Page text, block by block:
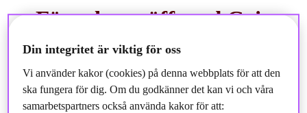
Förvaltarträff med Geir
Magne Bøe om Storebrand
Global High Dividend Low
Volatility
Din integritet är viktig för oss
Vi använder kakor (cookies) på denna webbplats för att den
ska fungera för dig. Om du godkänner det kan vi och våra
samarbetspartners också använda kakor för att: